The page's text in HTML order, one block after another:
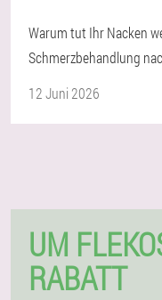
Warum tut Ihr Nacken
Schmerzbehandlung
12 Juni 2026
UM
RABATT